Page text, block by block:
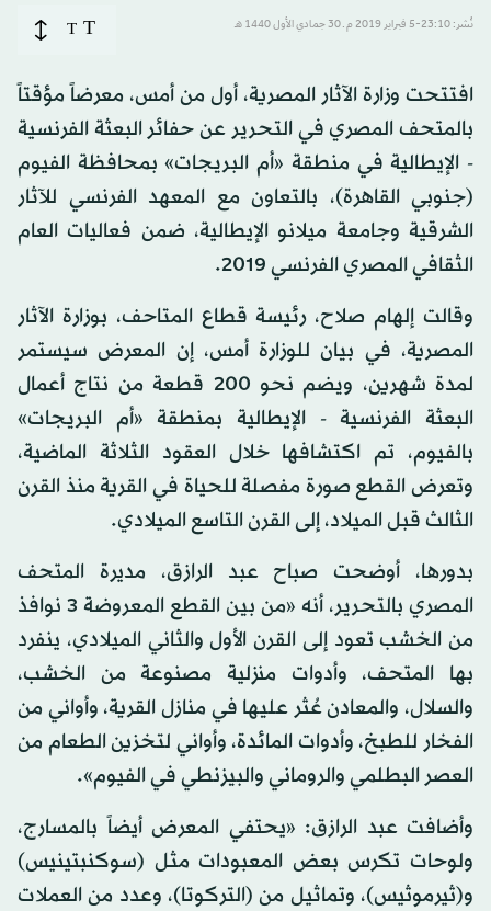
نُشر: 23:10-5 فبراير 2019 م ـ 30 جمادي الأول 1440 هـ T
T
افتتحت وزارة الآثار المصرية، أول من أمس، معرضاً مؤقتاً
بالمتحف المصري في التحرير عن حفائر البعثة الفرنسية
- الإيطالية في منطقة «أم البريجات» بمحافظة الفيوم
(جنوبي القاهرة)، بالتعاون مع المعهد الفرنسي للآثار
الشرقية وجامعة ميلانو الإيطالية، ضمن فعاليات العام
الثقافي المصري الفرنسي 2019.
وقالت إلهام صلاح، رئيسة قطاع المتاحف، بوزارة الآثار
المصرية، في بيان للوزارة أمس، إن المعرض سيستمر
لمدة شهرين، ويضم نحو 200 قطعة من نتاج أعمال
البعثة الفرنسية - الإيطالية بمنطقة «أم البريجات»
بالفيوم، تم اكتشافها خلال العقود الثلاثة الماضية،
وتعرض القطع صورة مفصلة للحياة في القرية منذ القرن
الثالث قبل الميلاد، إلى القرن التاسع الميلادي.
بدورها، أوضحت صباح عبد الرازق، مديرة المتحف
المصري بالتحرير، أنه «من بين القطع المعروضة 3 نوافذ
من الخشب تعود إلى القرن الأول والثاني الميلادي، ينفرد
بها المتحف، وأدوات منزلية مصنوعة من الخشب،
والسلال، والمعادن عُثر عليها في منازل القرية، وأواني من
الفخار للطبخ، وأدوات المائدة، وأواني لتخزين الطعام من
العصر البطلمي والروماني والبيزنطي في الفيوم».
وأضافت عبد الرازق: «يحتفي المعرض أيضاً بالمسارج،
ولوحات تكرس بعض المعبودات مثل (سوكنبتينيس)
و(ثيرموثيس)، وتماثيل من (التركوتا)، وعدد من العملات